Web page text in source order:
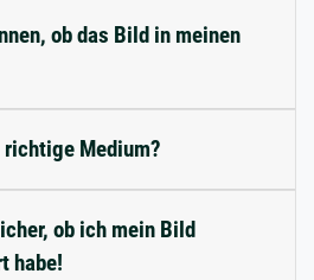
ob das Bild in meinen
Medium?
ob ich mein Bild
habe!